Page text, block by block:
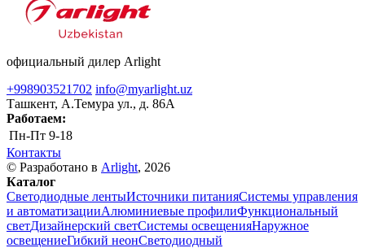
официальный дилер Arlight
+998903521702 info@myarlight.uz
Ташкент, А.Темура ул., д. 86А
Работаем:
Пн-Пт 9-18
Контакты
© Разработано в Arlight, 2026
Каталог
Светодиодные лентыИсточники питанияСистемы управления
и автоматизацииАлюминиевые профилиФункциональный
светДизайнерский светСистемы освещенияНаружное
освещениеГибкий неонСветодиодный